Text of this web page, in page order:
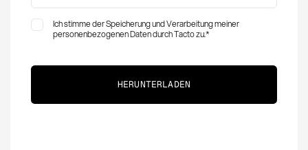
Ich stimme der Speicherung und Verarbeitung meiner
personenbezogenen Daten durch Tacto zu.*